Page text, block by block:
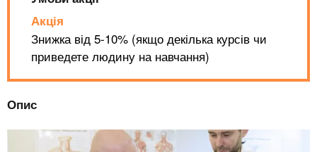
n
f
o
Акція
Знижка від 5-10% (якщо декілька курсів чи
приведете людину на навчання)
Опис